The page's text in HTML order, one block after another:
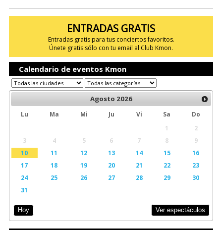
ENTRADAS GRATIS
Entradas gratis para tus conciertos favoritos.
Únete gratis sólo con tu email al Club Kmon.
Calendario de eventos Kmon
Agosto 2026
Lu Ma Mi Ju Vi Sa
Do
1
2
3
4 5 6 7 8
9
10
11 12 13 14 15
16
17
18 19 20 21 22
23
24
25 26 27 28 29
30
31
Hoy Ver espectáculos